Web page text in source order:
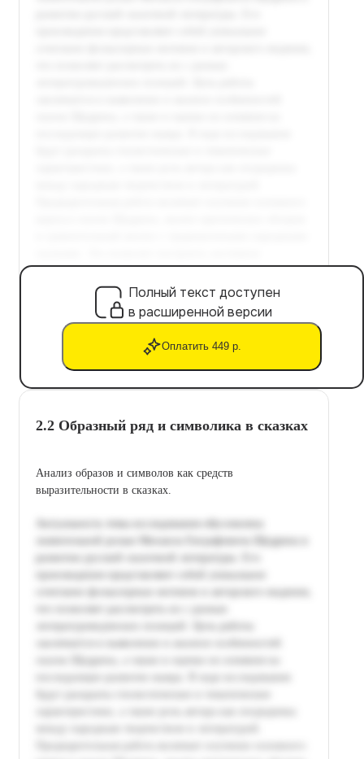
Полный текст доступен
в расширенной версии
Оплатить 449 р.
2.2 Образный ряд и символика в сказках
Анализ образов и символов как средств
выразительности в сказках.